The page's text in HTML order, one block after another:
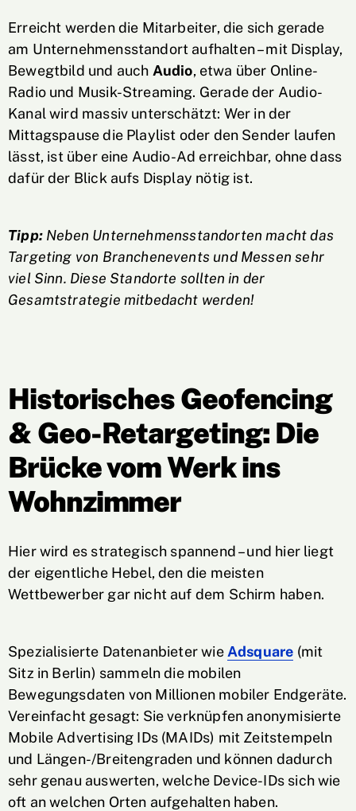
Erreicht werden die Mitarbeiter, die sich gerade
am Unternehmensstandort aufhalten – mit Display,
Bewegtbild und auch Audio, etwa über Online-
Radio und Musik-Streaming. Gerade der Audio-
Kanal wird massiv unterschätzt: Wer in der
Mittagspause die Playlist oder den Sender laufen
lässt, ist über eine Audio-Ad erreichbar, ohne dass
dafür der Blick aufs Display nötig ist.
Tipp: Neben Unternehmensstandorten macht das
Targeting von Branchenevents und Messen sehr
viel Sinn. Diese Standorte sollten in der
Gesamtstrategie mitbedacht werden!
Historisches Geofencing
& Geo-Retargeting: Die
Brücke vom Werk ins
Wohnzimmer
Hier wird es strategisch spannend – und hier liegt
der eigentliche Hebel, den die meisten
Wettbewerber gar nicht auf dem Schirm haben.
Spezialisierte Datenanbieter wieAdsquare (mit
Sitz in Berlin) sammeln die mobilen
Bewegungsdaten von Millionen mobiler Endgeräte.
Vereinfacht gesagt: Sie verknüpfen anonymisierte
Mobile Advertising IDs (MAIDs) mit Zeitstempeln
und Längen-/Breitengraden und können dadurch
sehr genau auswerten, welche Device-IDs sich wie
oft an welchen Orten aufgehalten haben.